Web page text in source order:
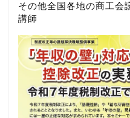
その他全国各地の商工会
講師